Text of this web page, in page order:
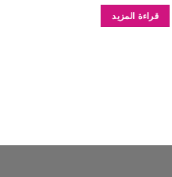
قراءة المزيد